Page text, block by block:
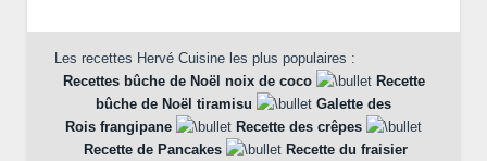
Les recettes Hervé Cuisine les plus populaires :
Recettes bûche de Noël noix de coco
Recette
bûche de Noël tiramisu
Galette des
Rois frangipane
Recette des crêpes
Recette de Pancakes
Recette du fraisier